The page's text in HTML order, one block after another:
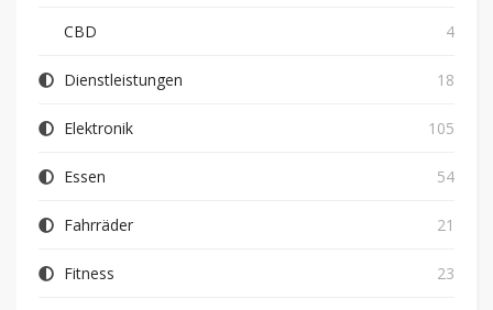
CBD 4
Dienstleistungen 18
Elektronik 105
Essen 54
Fahrräder 21
Fitness 23